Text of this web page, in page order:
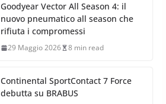
Goodyear Vector All Season 4: il
nuovo pneumatico all season che
rifiuta i compromessi
29 Maggio 2026 8 min read
Continental SportContact 7 Force
debutta su BRABUS